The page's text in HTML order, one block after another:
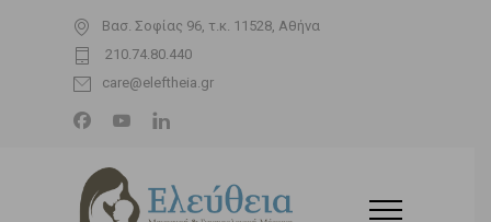
Βασ. Σοφίας 96, τ.κ. 11528, Αθήνα
210.74.80.440
care@eleftheia.gr